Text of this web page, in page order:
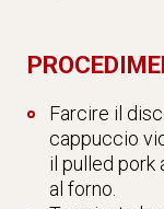
Farcire il
cappuccio
il pulled pork
al forno.